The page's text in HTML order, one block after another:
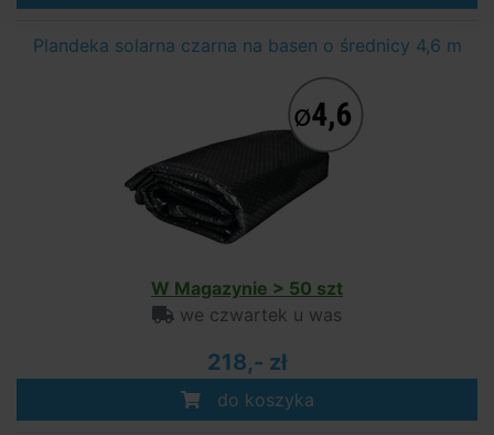
Plandeka solarna czarna na basen o średnicy 4,6 m
W Magazynie > 50 szt
we czwartek u was
218,- zł
do koszyka